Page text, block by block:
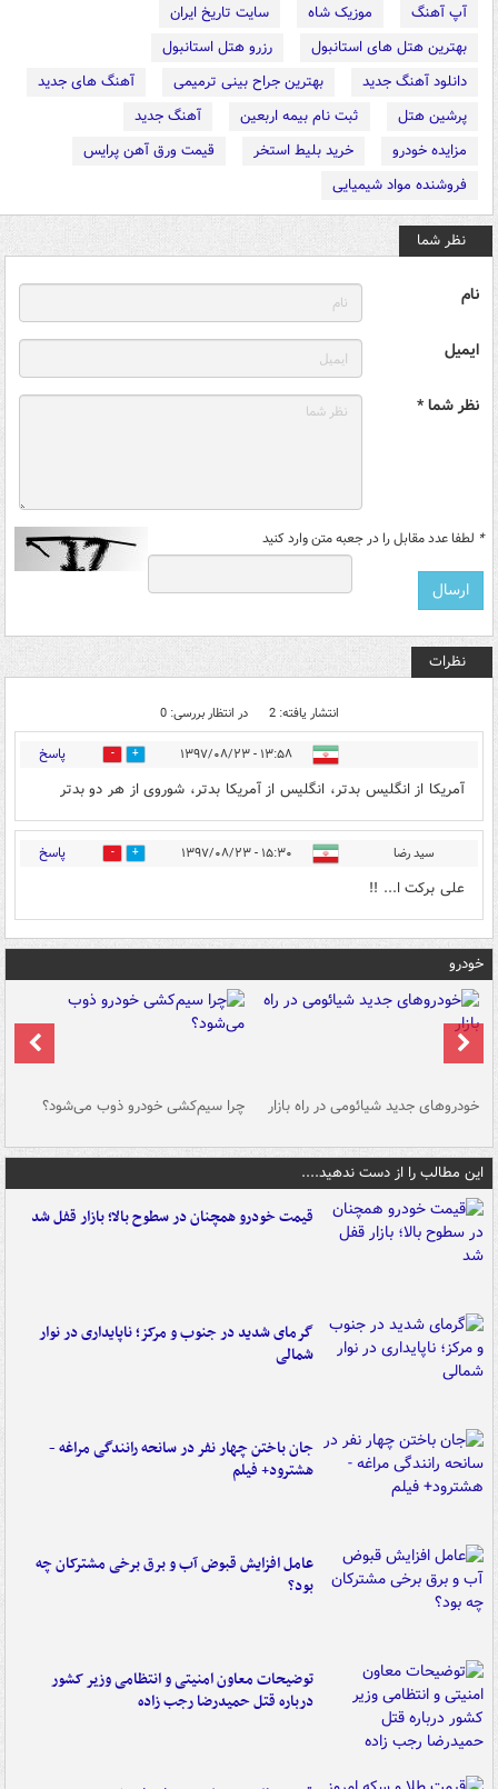
آپ آهنگ موزیک شاه
سایت تاریخ ایران
بهترین هتل های استانبول
رزرو هتل استانبول
دانلود آهنگ جدید
بهترین جراح بینی ترمیمی
آهنگ های جدید
پرشین هتل
ثبت نام بیمه اربعین
آهنگ جدید
مزایده خودرو
خرید بلیط استخر
قیمت ورق آهن پرایس
فروشنده مواد شیمیایی
نظر شما
نام
ایمیل
نظر شما *
* لطفا عدد مقابل را در جعبه متن وارد کنید
نظرات
انتشار یافته: 2 در انتظار بررسی: 0
۱۳:۵۸ - ۱۳۹۷/۰۸/۲۳ 2 پاسخ
آمریکا از انگلیس بدتر، انگلیس از آمریکا بدتر، شوروی از هر دو بدتر
سید رضا ۱۵:۳۰ - ۱۳۹۷/۰۸/۲۳ 2 پاسخ
علی برکت ا... !!
خودرو
خودروهای جدید شیائومی در راه بازار چرا سیم‌کشی خودرو ذوب می‌شود؟
این مطالب را از دست ندهید....
قیمت خودرو همچنان در سطوح بالا؛ بازار قفل شد
گرمای شدید در جنوب و مرکز؛ ناپایداری در نوار
شمالی
جان باختن چهار نفر در سانحه رانندگی مراغه -
هشترود+ فیلم
عامل افزایش قبوض آب و برق برخی مشترکان چه
بود؟
توضیحات معاون امنیتی و انتظامی وزیر کشور
درباره قتل حمیدرضا رجب زاده